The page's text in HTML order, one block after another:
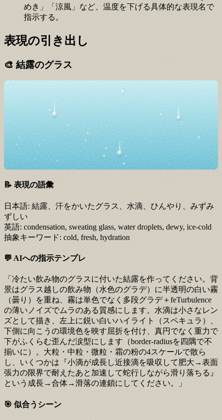
めき」「涼風」など、温度を下げる具体的な表現名で
指示する。
表現の引き出し
🎨 結露のグラス
📝 表現の語彙
日本語: 結露、汗をかいたグラス、水滴、ひんやり、みずみ
ずしい
英語: condensation, sweating glass, water droplets, dewy, ice-cold
抽象キーワード: cold, fresh, hydration
💬 AIへの指示テンプレ
「冷たい飲み物のグラスに付いた結露を作ってください。背
景はグラス越しの飲み物（水色のグラデ）に半透明の白い霧
（曇り）を重ね、霧は単色でなく多段グラデ＋feTurbulence
の薄いノイズでムラのある質感にします。水滴は小さなレン
ズとして描き、左上に鋭い白いハイライト（スペキュラ）、
下側に向こうの環境色を映す屈折を付け、真円でなく重力で
下がふくらむ歪んだ涙型にします（border-radiusを四隅で不
揃いに）。大粒・中粒・微粒・霜の粉の4スケールで散ら
し、いくつかは『小滴が成長し近接滴を吸収して肥大→表面
張力の限界で耐えたあと加速して蛇行しながら滑り落ちる』
という成長→合体→滑落の連鎖にしてください。」
🎯 似合うシーン